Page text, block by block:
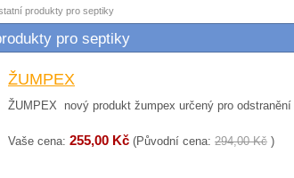
produkty pro septiky
pro septiky
ŽUMPEX
ŽUMPEX nový produkt žumpex určený pro
Vaše cena: 255,00 Kč (Původní cena: 294,00 Kč )